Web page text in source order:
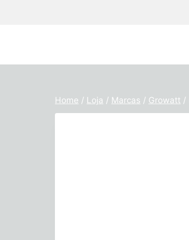
Home / Loja / Marcas / Growatt /